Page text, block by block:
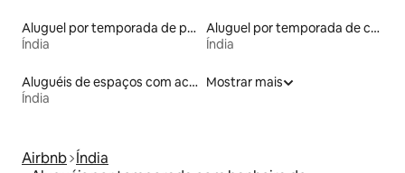
Aluguel por temporada de prédios religiosos
Índia
Aluguel por temporada de castelos
Índia
Aluguéis de espaços com acesso direto a pistas de esqui
Índia
Mostrar mais
Airbnb Índia